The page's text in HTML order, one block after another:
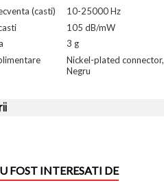
(casti)
10-25000 Hz
105 dB/mW
3 g
Nickel-plated connector,
Negru
FOST INTERESATI DE